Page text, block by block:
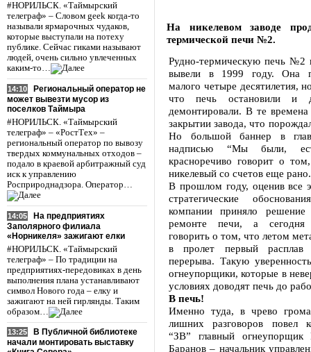
#НОРИЛЬСК. «Таймырский
телеграф» – Словом geek когда-то
называли ярмарочных чудаков,
которые выступали на потеху
публике. Сейчас гиками называют
людей, очень сильно увлеченных
каким-то…
14:10
Региональный оператор не
может вывезти мусор из
поселков Таймыра
#НОРИЛЬСК. «Таймырский
телеграф» – «РостТех» –
региональный оператор по вывозу
твердых коммунальных отходов –
подало в краевой арбитражный суд
иск к управлению
Росприроднадзора. Оператор…
14:05
На предприятиях
Заполярного филиала
«Норникеля» зажигают елки
#НОРИЛЬСК. «Таймырский
телеграф» – По традиции на
предприятиях-передовиках в день
выполнения плана устанавливают
символ Нового года – елку и
зажигают на ней гирлянды. Таким
образом…
13:25
В Публичной библиотеке
начали монтировать выставку
На никелевом заводе
термической печи №2.
Рудно-термическую печь №2
вывели в 1999 году. Она
малого четыре десятилетия,
что печь остановили и
демонтировали. В те
закрытии завода, что
Но большой баннер в
надписью “Мы были,
красноречиво говорит о
никелевый со счетов еще рано.
В прошлом году, оценив все
стратегические
компании приняло решение
ремонте печи, а
говорить о том, что летом
в пролет первый расплав
перерыва. Такую
огнеупорщики, которые в
условиях доводят печь до
В печь!
Именно туда, в чрево
лишних разговоров повел
“ЗВ” главный
Баранов – начальник